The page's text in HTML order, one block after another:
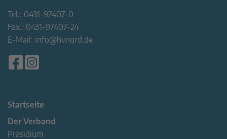
Tel.: 0431-97407-0
Fax.: 0431-97407-24
E-Mail: info@hvnord.de
Startseite
Der Verband
Präsidium